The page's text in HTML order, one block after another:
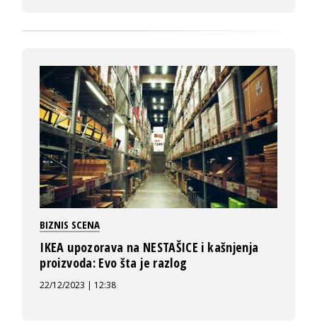
BIZNIS SCENA
IKEA upozorava na NESTAŠICE i kašnjenja
proizvoda: Evo šta je razlog
22/12/2023 | 12:38